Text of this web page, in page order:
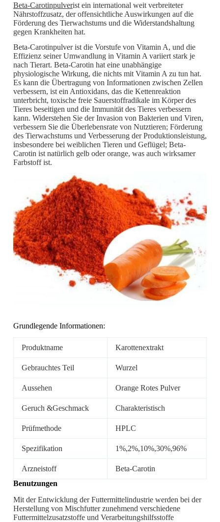
Beta-Carotinpulverist ein international weit verbreiteter
Nährstoffzusatz, der offensichtliche Auswirkungen auf die
Förderung des Tierwachstums und die Widerstandshaltung
gegen Krankheiten hat.
Beta-Carotinpulver ist die Vorstufe von Vitamin A, und die
Effizienz seiner Umwandlung in Vitamin A variiert stark je
nach Tierart. Beta-Carotin hat eine unabhängige
physiologische Wirkung, die nichts mit Vitamin A zu tun hat.
Es kann die Übertragung von Informationen zwischen Zellen
verbessern, ist ein Antioxidans, das die Kettenreaktion
unterbricht, toxische freie Sauerstoffradikale im Körper des
Tieres beseitigen und die Immunität des Tieres verbessern
kann. Widerstehen Sie der Invasion von Bakterien und Viren,
verbessern Sie die Überlebensrate von Nutztieren; Förderung
des Tierwachstums und Verbesserung der Produktionsleistung,
insbesondere bei weiblichen Tieren und Geflügel; Beta-
Carotin ist natürlich gelb oder orange, was auch wirksamer
Farbstoff ist.
Grundlegende Informationen:
Produktname Karottenextrakt
Gebrauchtes Teil Wurzel
Aussehen Orange Rotes Pulver
Geruch &Geschmack Charakteristisch
Prüfmethode HPLC
Spezifikation 1%,2%,10%,30%,96%
Arzneistoff
Beta-Carotin
Benutzungen
Mit der Entwicklung der Futtermittelindustrie werden bei der
Herstellung von Mischfutter zunehmend verschiedene
Futtermittelzusatzstoffe und Verarbeitungshilfsstoffe